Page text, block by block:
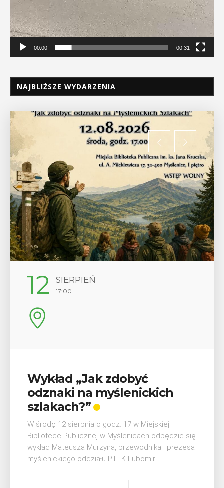
00:00 00:31
NAJBLIŻSZE WYDARZENIA
12 SIERPIEŃ
17:00
Wykład „Jak zdobyć
odznaki na myślenickich
szlakach?”
W środę 12 sierpnia o godz. 17 w Miejskiej
Bibliotece Publicznej w Myślenicach odbędzie się
wykład Mateusza Murzyna, przewodnika i prezesa
myślenickiego oddziału PTTK Lubomir. ...